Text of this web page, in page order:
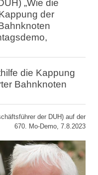
„Wie die
der
die Kappung
Bahnknoten
der DUH) auf der
670. Mo-Demo, 7.8.2023